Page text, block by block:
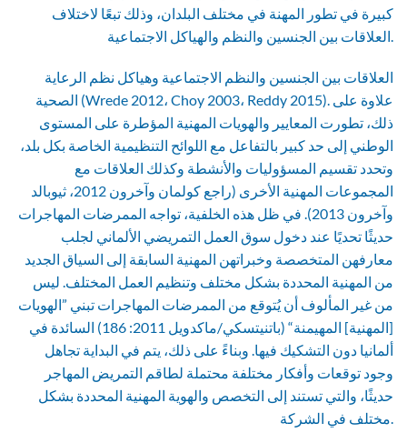
كبيرة في تطور المهنة في مختلف البلدان، وذلك تبعًا لاختلاف
العلاقات بين الجنسين والنظم الاجتماعية وهياكل نظم الرعاية
الصحية (Wrede 2012، Choy 2003، Reddy 2015). علاوة على
ذلك، تطورت المعايير والهويات المهنية المؤطرة على المستوى
الوطني إلى حد كبير بالتفاعل مع اللوائح التنظيمية الخاصة بكل بلد،
وتحدد تقسيم المسؤوليات والأنشطة وكذلك العلاقات مع
المجموعات المهنية الأخرى (راجع كولمان وآخرون 2012، ثيوبالد
وآخرون 2013). في ظل هذه الخلفية، تواجه الممرضات المهاجرات
حديثًا تحديًا عند دخول سوق العمل التمريضي الألماني لجلب
معارفهن المتخصصة وخبراتهن المهنية السابقة إلى السياق الجديد
من المهنية المحددة بشكل مختلف وتنظيم العمل المختلف. ليس
من غير المألوف أن يُتوقع من الممرضات المهاجرات تبني ”الهويات
[المهنية] المهيمنة“ (باتنيتسكي/ماكدويل 2011: 186) السائدة في
ألمانيا دون التشكيك فيها. وبناءً على ذلك، يتم في البداية تجاهل
وجود توقعات وأفكار مختلفة محتملة لطاقم التمريض المهاجر
حديثًا، والتي تستند إلى التخصص والهوية المهنية المحددة بشكل
مختلف في الشركة.